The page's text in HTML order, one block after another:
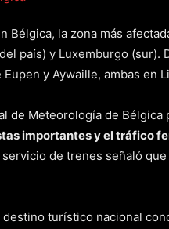
Bélgica, la zona más
país) y Luxemburgo
Eupen y Aywaille, ambas en
de Meteorología de Bélgica
importantes y el tráfico
servicio de trenes señaló
destino turístico nacional